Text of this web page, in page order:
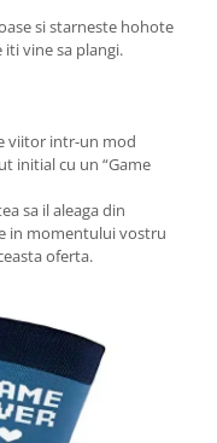
si starneste hohote
vine sa plangi.
viitor intr-un mod
initial cu un “Game
sa il aleaga din
in momentului vostru
oferta.